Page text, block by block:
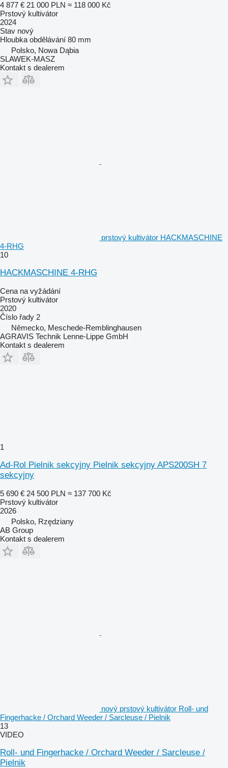
4 877 € 21 000 PLN ≈ 118 000 Kč
Prstový kultivátor
2024
Stav nový
Hloubka obdělávání 80 mm
Polsko, Nowa Dąbia
SLAWEK-MASZ
Kontakt s dealerem
prstový kultivátor HACKMASCHINE
4-RHG
10
HACKMASCHINE 4-RHG
Cena na vyžádání
Prstový kultivátor
2020
Číslo řady 2
Německo, Meschede-Remblinghausen
AGRAVIS Technik Lenne-Lippe GmbH
Kontakt s dealerem
1
Ad-Rol Pielnik sekcyjny Pielnik sekcyjny APS200SH 7
sekcyjny
5 690 € 24 500 PLN ≈ 137 700 Kč
Prstový kultivátor
2026
Polsko, Rzędziany
AB Group
Kontakt s dealerem
nový prstový kultivátor Roll- und
Fingerhacke / Orchard Weeder / Sarcleuse / Pielnik
13
VIDEO
Roll- und Fingerhacke / Orchard Weeder / Sarcleuse /
Pielnik